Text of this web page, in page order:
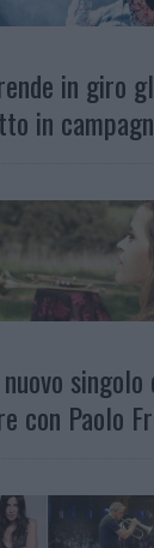
in giro
in
con Paolo